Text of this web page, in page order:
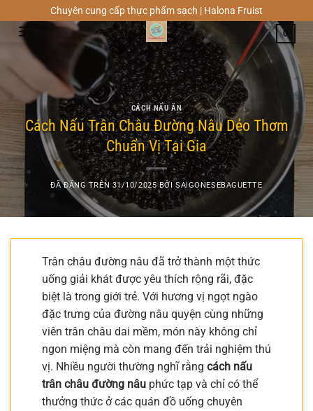
đến
Chuyên cung cấp thực phẩm sạch | Halona Fruist
0
CÁCH NẤU ĂN
Cách Nấu Trân Châu Đường Nâu Dẻo Thơm
Chuẩn Vị Tại Gia
ĐÃ ĐĂNG TRÊN31/10/2025 BỞISAIGONESEBAGUETTE
Trân châu đường nâu đã trở thành một thức
uống giải khát được yêu thích rộng rãi, đặc
biệt là trong giới trẻ. Với hương vị ngọt ngào
đặc trưng của đường nâu quyện cùng những
viên trân châu dai mềm, món này không chỉ
ngon miệng mà còn mang đến trải nghiệm thú
vị. Nhiều người thường nghĩ rằng cách nấu
trân châu đường nâu phức tạp và chỉ có thể
thưởng thức ở các quán đồ uống chuyên